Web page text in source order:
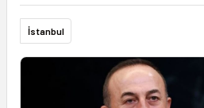
İstanbul